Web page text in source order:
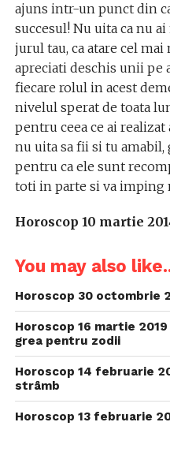
ajuns intr-un punct din
succesul! Nu uita ca nu
jurul tau, ca atare cel
apreciati deschis unii pe
fiecare rolul in acest
nivelul sperat de toata
pentru ceea ce ai realizat
nu uita sa fii si tu amabil,
pentru ca ele sunt
toti in parte si va imping
Horoscop 10 martie
You may also
Horoscop 30 octombrie
Horoscop 16 martie
grea pentru zodii
Horoscop 14 februarie
strâmb
Horoscop 13 februarie